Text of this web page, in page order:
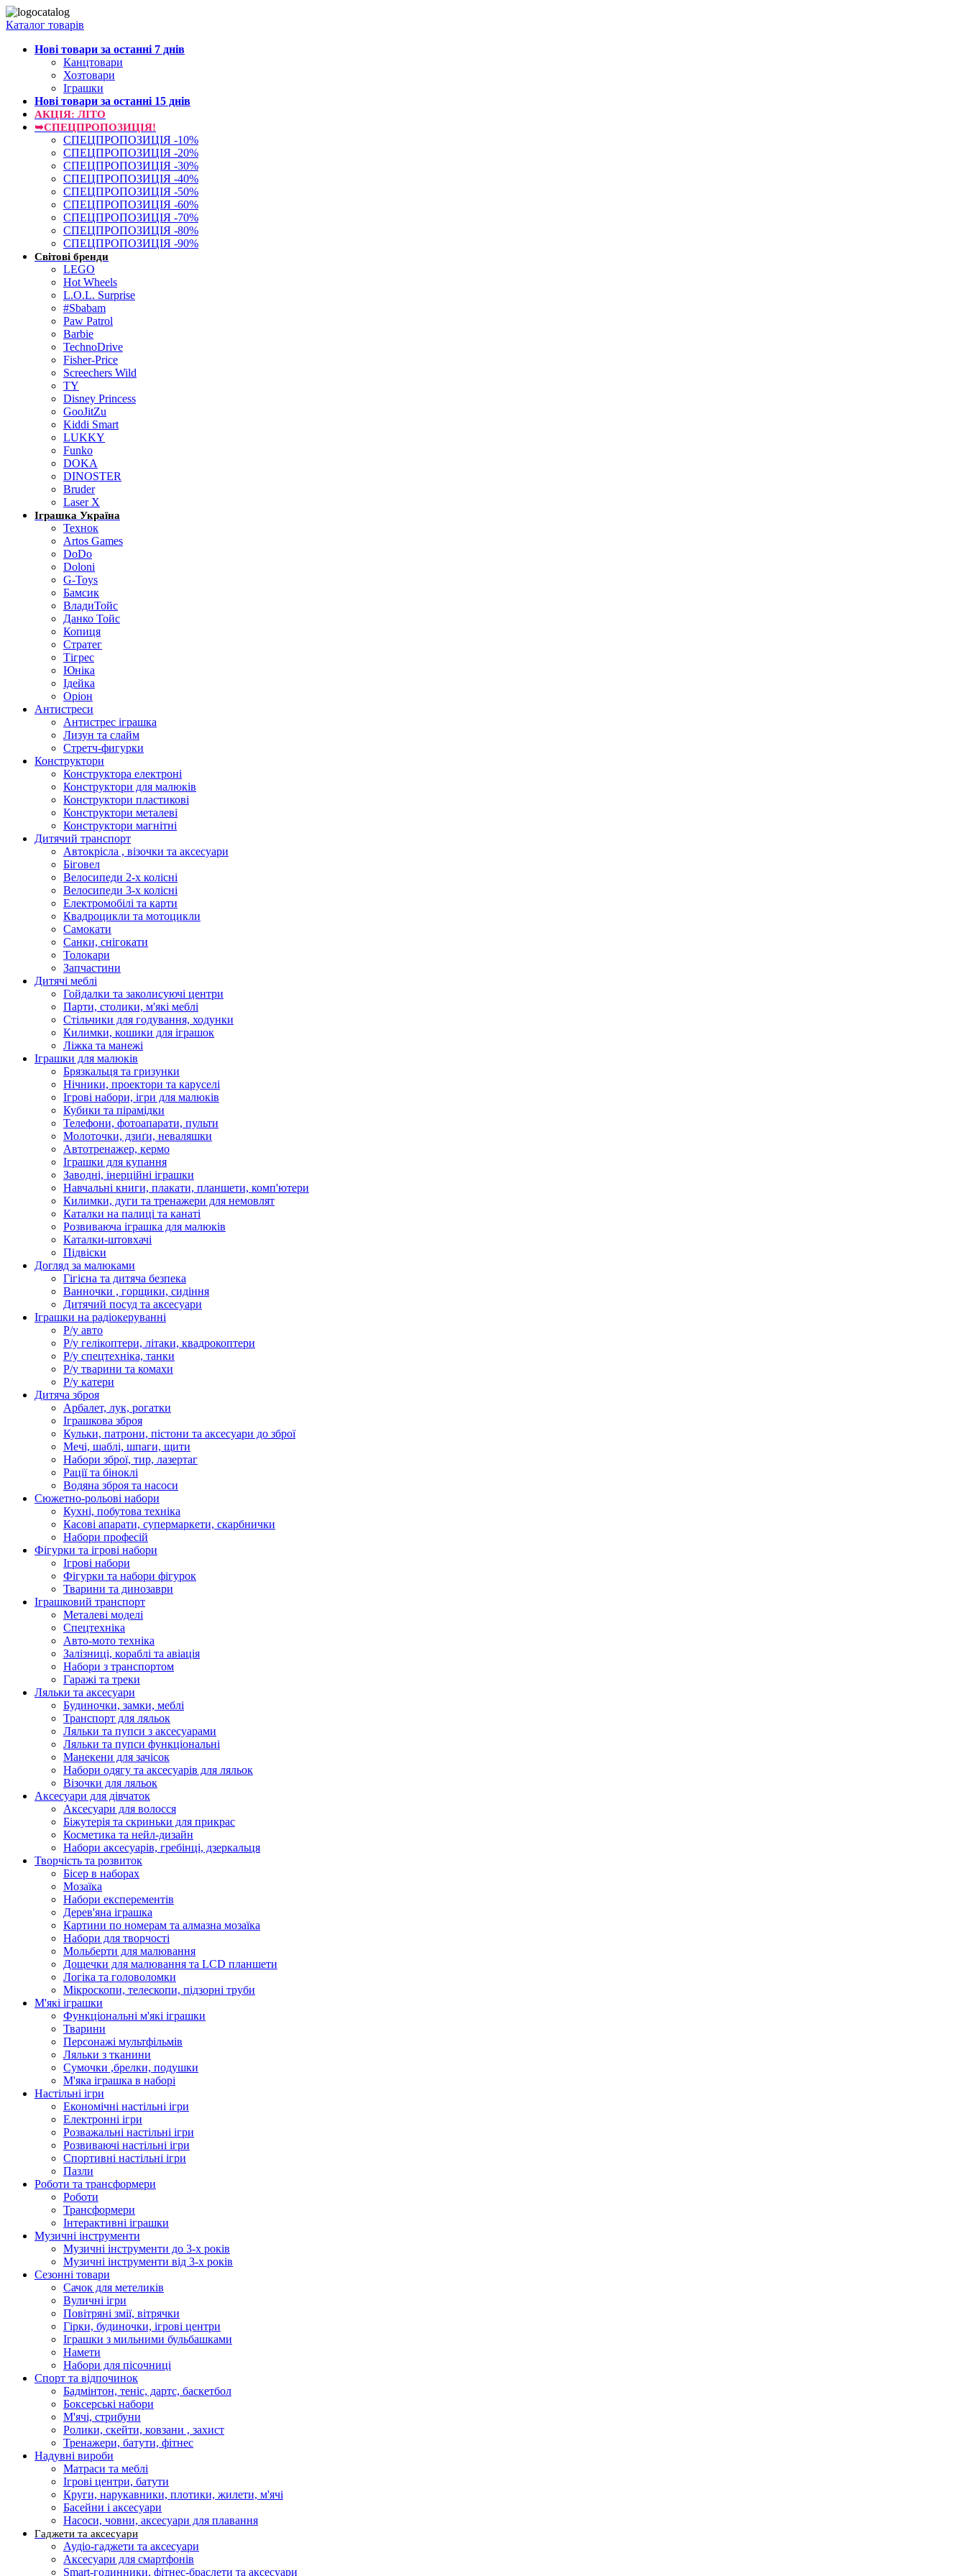
Каталог товарів
Нові товари за останнi 7 днiв
Канцтовари
Хозтовари
Іграшки
Нові товари за останнi 15 днiв
АКЦІЯ: ЛІТО
➥СПЕЦПРОПОЗИЦІЯ!
СПЕЦПРОПОЗИЦІЯ -10%
СПЕЦПРОПОЗИЦІЯ -20%
СПЕЦПРОПОЗИЦІЯ -30%
СПЕЦПРОПОЗИЦІЯ -40%
СПЕЦПРОПОЗИЦІЯ -50%
СПЕЦПРОПОЗИЦІЯ -60%
СПЕЦПРОПОЗИЦІЯ -70%
СПЕЦПРОПОЗИЦІЯ -80%
СПЕЦПРОПОЗИЦІЯ -90%
Світові бренди
LEGO
Hot Wheels
L.O.L. Surprise
#Sbabam
Paw Patrol
Barbie
TechnoDrive
Fisher-Price
Screechers Wild
TY
Disney Princess
GooJitZu
Kiddi Smart
LUKKY
Funko
DOKA
DINOSTER
Bruder
Laser X
Іграшка Україна
Технок
Artos Games
DoDo
Doloni
G-Toys
Бамсик
ВладиТойс
Данко Тойс
Копиця
Стратег
Тігрес
Юніка
Ідейка
Оріон
Антистреси
Антистрес іграшка
Лизун та слайм
Стретч-фигурки
Конструктори
Конструктора електроні
Конструктори для малюків
Конструктори пластикові
Конструктори металеві
Конструктори магнітні
Дитячий транспорт
Автокрісла , візочки та аксесуари
Біговел
Велосипеди 2-х колісні
Велосипеди 3-х колісні
Електромобілі та карти
Квадроцикли та мотоцикли
Самокати
Санки, снігокати
Толокари
Запчастини
Дитячі меблі
Гойдалки та заколисуючі центри
Парти, столики, м'які меблі
Стільчики для годування, ходунки
Килимки, кошики для іграшок
Ліжка та манежі
Іграшки для малюків
Брязкальця та гризунки
Нічники, проектори та каруселі
Ігрові набори, ігри для малюків
Кубики та пірамідки
Телефони, фотоапарати, пульти
Молоточки, дзиґи, неваляшки
Автотренажер, кермо
Іграшки для купання
Заводні, інерційні іграшки
Навчальні книги, плакати, планшети, комп'ютери
Килимки, дуги та тренажери для немовлят
Каталки на палиці та канаті
Розвиваюча іграшка для малюків
Каталки-штовхачі
Підвіски
Догляд за малюками
Гігієна та дитяча безпека
Ванночки , горщики, сидіння
Дитячий посуд та аксесуари
Іграшки на радіокеруванні
Р/у авто
Р/у гелікоптери, літаки, квадрокоптери
Р/у спецтехніка, танки
Р/у тварини та комахи
Р/у катери
Дитяча зброя
Арбалет, лук, рогатки
Іграшкова зброя
Кульки, патрони, пістони та аксесуари до зброї
Мечі, шаблі, шпаги, щити
Набори зброї, тир, лазертаг
Рації та біноклі
Водяна зброя та насоси
Сюжетно-рольові набори
Кухні, побутова техніка
Касові апарати, супермаркети, скарбнички
Набори професій
Фігурки та ігрові набори
Ігрові набори
Фігурки та набори фігурок
Тварини та динозаври
Іграшковий транспорт
Металеві моделі
Спецтехніка
Авто-мото техніка
Залізниці, кораблі та авіація
Набори з транспортом
Гаражі та треки
Ляльки та аксесуари
Будиночки, замки, меблі
Транспорт для ляльок
Ляльки та пупси з аксесуарами
Ляльки та пупси функціональні
Манекени для зачісок
Набори одягу та аксесуарів для ляльок
Візочки для ляльок
Аксесуари для дівчаток
Аксесуари для волосся
Біжутерія та скриньки для прикрас
Косметика та нейл-дизайн
Набори аксесуарів, гребінці, дзеркальця
Творчість та розвиток
Бісер в наборах
Мозаїка
Набори експерементів
Дерев'яна іграшка
Картини по номерам та алмазна мозаїка
Набори для творчості
Мольберти для малювання
Дощечки для малювання та LCD планшети
Логіка та головоломки
Мікроскопи, телескопи, підзорні труби
М'які іграшки
Функціональні м'які іграшки
Тварини
Персонажі мультфільмів
Ляльки з тканини
Сумочки ,брелки, подушки
М'яка іграшка в наборі
Настільні ігри
Економічні настільні ігри
Електронні ігри
Розважальні настільні ігри
Розвиваючі настільні ігри
Спортивні настільні ігри
Пазли
Роботи та трансформери
Роботи
Трансформери
Інтерактивні іграшки
Музичні інструменти
Музичні інструменти до 3-х років
Музичні інструменти від 3-х років
Сезонні товари
Сачок для метеликів
Вуличні ігри
Повітряні змії, вітрячки
Гірки, будиночки, ігрові центри
Іграшки з мильними бульбашками
Намети
Набори для пісочниці
Спорт та відпочинок
Бадмінтон, теніс, дартс, баскетбол
Боксерські набори
М'ячі, стрибуни
Ролики, скейти, ковзани , захист
Тренажери, батути, фітнес
Надувні вироби
Матраси та меблі
Ігрові центри, батути
Круги, нарукавники, плотики, жилети, м'ячі
Басейни і аксесуари
Насоси, човни, аксесуари для плавання
Гаджети та аксесуари
Аудіо-гаджети та аксесуари
Аксесуари для смартфонів
Smart-годинники, фітнес-браслети та аксесуари